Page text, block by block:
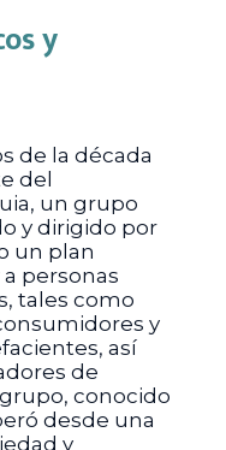
y
de la década
del
un grupo
y dirigido por
un plan
personas
tales como
y
así
de
conocido
desde una
y